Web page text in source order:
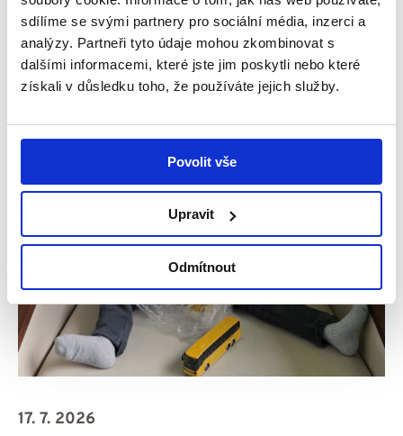
sdílíme se svými partnery pro sociální média, inzerci a
analýzy. Partneři tyto údaje mohou zkombinovat s
dalšími informacemi, které jste jim poskytli nebo které
získali v důsledku toho, že používáte jejich služby.
Povolit vše
Upravit
Odmítnout
Číst více
Příběhy
17. 7. 2026